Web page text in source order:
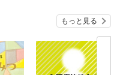
もっと見る